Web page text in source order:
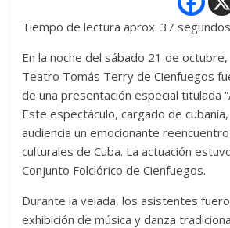
Tiempo de lectura aprox: 37 segundos
En la noche del sábado 21 de
Teatro Tomás Terry de Cienfuegos
de una presentación especial titulada
Este espectáculo, cargado de
audiencia un emocionante
culturales de Cuba. La actuación
Conjunto Folclórico de Cienfuegos.
Durante la velada, los asistentes
exhibición de música y danza